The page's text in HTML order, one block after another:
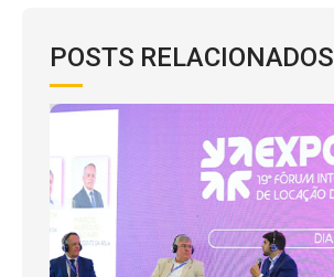
POSTS RELACIONADOS